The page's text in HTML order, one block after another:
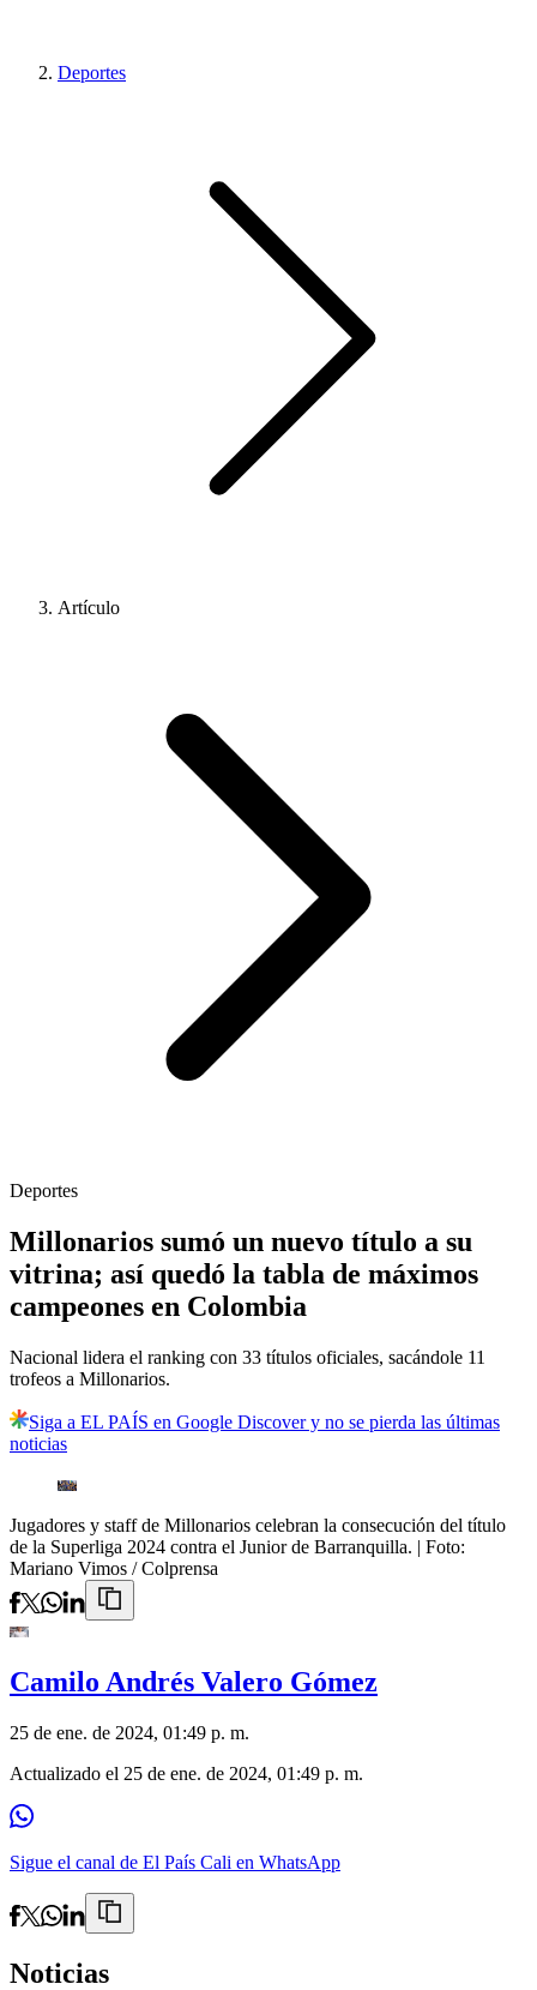
Deportes
Artículo
Deportes
Millonarios sumó un nuevo título a su
vitrina; así quedó la tabla de máximos
campeones en Colombia
Nacional lidera el ranking con 33 títulos oficiales, sacándole 11
trofeos a Millonarios.
Siga a EL PAÍS en Google Discover y no se pierda las últimas
noticias
Jugadores y staff de Millonarios celebran la consecución del título
de la Superliga 2024 contra el Junior de Barranquilla. | Foto:
Mariano Vimos / Colprensa
Camilo Andrés Valero Gómez
25 de ene. de 2024, 01:49 p. m.
Actualizado el 25 de ene. de 2024, 01:49 p. m.
Sigue el canal de El País Cali en WhatsApp
Noticias